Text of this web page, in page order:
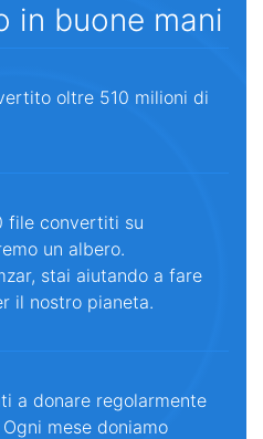
in buone mani
oltre 510 milioni di
file convertiti su
un albero.
stai aiutando a fare
il nostro pianeta.
a donare regolarmente
mese doniamo